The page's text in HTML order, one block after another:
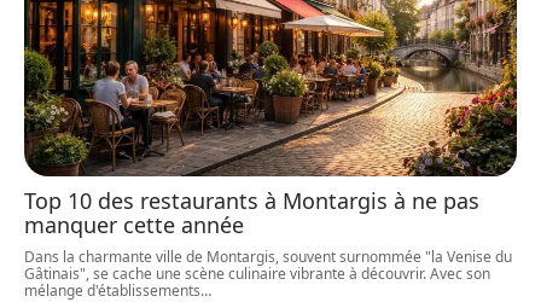
Top 10 des restaurants à Montargis à ne pas
manquer cette année
Dans la charmante ville de Montargis, souvent surnommée "la Venise du
Gâtinais", se cache une scène culinaire vibrante à découvrir. Avec son
mélange d'établissements…